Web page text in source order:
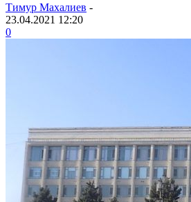
Тимур Махалиев -
23.04.2021 12:20
0